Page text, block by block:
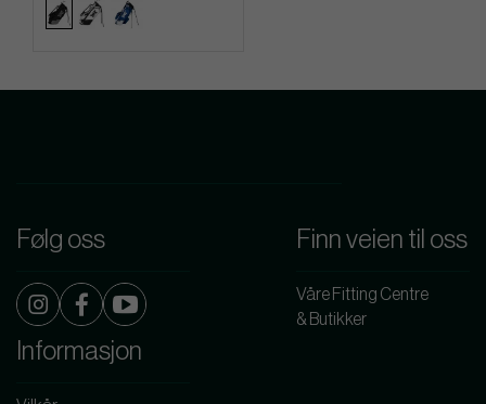
Følg oss Finn veien til oss
Våre Fitting Centre
& Butikker
Informasjon